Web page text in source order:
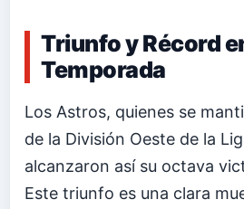
Triunfo y Récord
Temporada
Los Astros, quienes se
de la División Oeste de la
alcanzaron así su octava
Este triunfo es una clara